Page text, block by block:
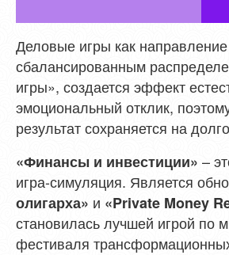
Деловые игры как
сбалансированным
игры», создается эффект
эмоциональный отклик,
результат сохраняется на
«Финансы и инвестиции» –
игра-симуляция. Является
олигарха» и «Private Money
становилась лучшей игрой по
фестиваля